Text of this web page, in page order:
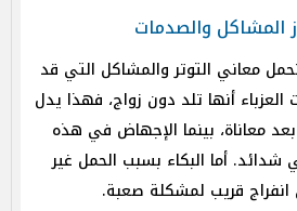
المشاكل والصدمات
معاني التوتر والمشاكل التي قد
العزباء أنها تلد دون زواج، فهذا يدل
معاناة، بينما الإجهاض في هذه
أما البكاء بسبب الحمل غير
قريب لمشكلة صعبة.